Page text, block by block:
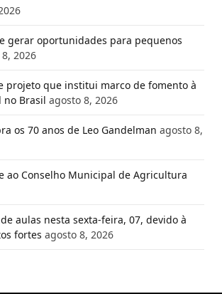
gerar oportunidades para pequenos
2026
projeto que institui marco de fomento à
no Brasil agosto 8, 2026
os 70 anos de Leo Gandelman agosto 8,
ao Conselho Municipal de Agricultura
aulas nesta sexta-feira, 07, devido à
fortes agosto 8, 2026